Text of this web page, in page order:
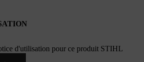
d'utilisation pour ce produit STIHL